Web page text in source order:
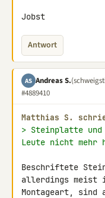
Jobst
Antwort
AS Andreas S.
#4889410
Matthias S.
> Steinplatte
Leute nicht mehr
Beschriftete
allerdings meist
Montageart, sind